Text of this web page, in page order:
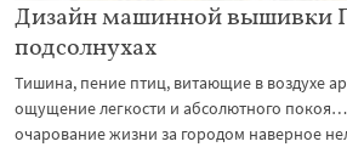
Дизайн машинной вышивки
подсолнухах
Тишина, пение птиц, витающие в воздухе
ощущение легкости и абсолютного
очарование жизни за городом наверное